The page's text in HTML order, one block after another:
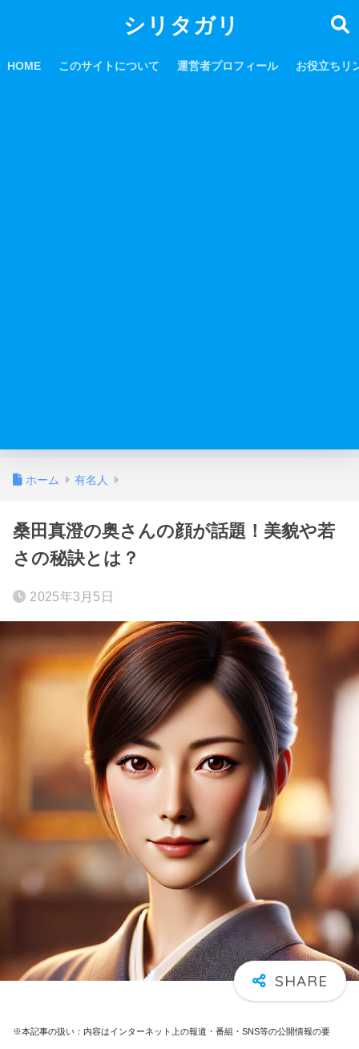
シリタガリ
HOME このサイトについて 運営者プロフィール お役立ちリ
ホーム 有名人
桑田真澄の奥さんの顔が話題！美貌や若
さの秘訣とは？
2025年3月5日
※本記事の扱い：内容はインターネット上の報道・番組・SNS等の公開情報の要